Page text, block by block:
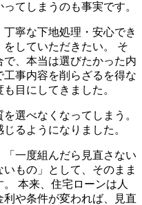
てしまうのも事実です。
寧な下地処理・安心でき
していただきたい。 そ
、本当は選びたかった内
事内容を削らざるを得な
目にしてきました。
選べなくなってしまう。
るようになりました。
一度組んだら見直さない
もの」として、そのまま
本来、住宅ローンは人
や条件が変われば、見直